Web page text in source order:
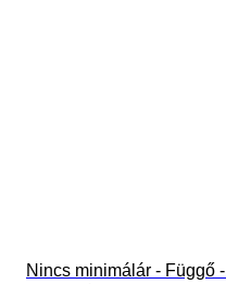
Nincs minimálár - Függő -